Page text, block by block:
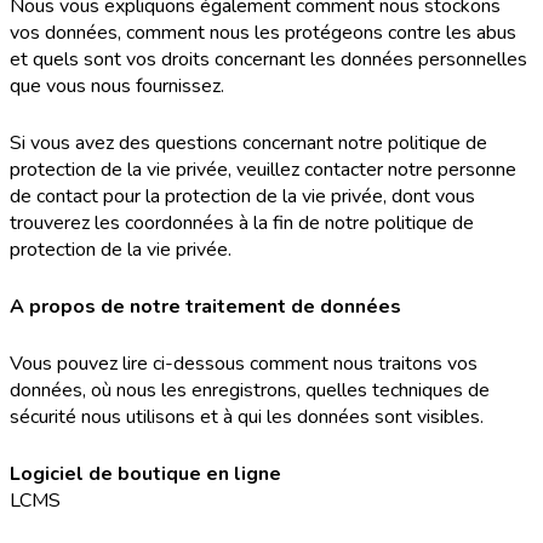
Nous vous expliquons également comment nous stockons
vos données, comment nous les protégeons contre les abus
et quels sont vos droits concernant les données personnelles
que vous nous fournissez.
Si vous avez des questions concernant notre politique de
protection de la vie privée, veuillez contacter notre personne
de contact pour la protection de la vie privée, dont vous
trouverez les coordonnées à la fin de notre politique de
protection de la vie privée.
A propos de notre traitement de données
Vous pouvez lire ci-dessous comment nous traitons vos
données, où nous les enregistrons, quelles techniques de
sécurité nous utilisons et à qui les données sont visibles.
Logiciel de boutique en ligne
LCMS